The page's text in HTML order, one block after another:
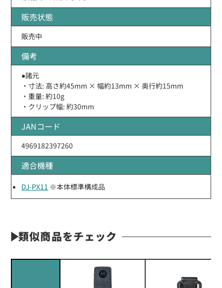
販売状態
販売中
備考
●諸元
・寸法: 高さ約45mm × 幅約13mm × 奥行約15mm
・重量: 約10g
・クリップ幅: 約30mm
JANコード
4969182397260
適合機種
DJ-PX11 ※本体標準構成品
類似商品をチェック